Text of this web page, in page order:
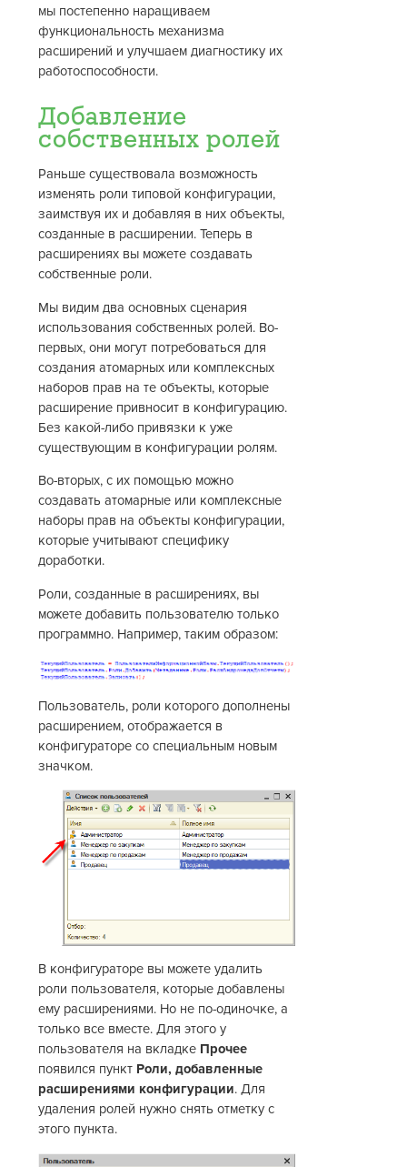
мы постепенно наращиваем
функциональность механизма
расширений и улучшаем диагностику их
работоспособности.
Добавление
собственных ролей
Раньше существовала возможность
изменять роли типовой конфигурации,
заимствуя их и добавляя в них объекты,
созданные в расширении. Теперь в
расширениях вы можете создавать
собственные роли.
Мы видим два основных сценария
использования собственных ролей. Во-
первых, они могут потребоваться для
создания атомарных или комплексных
наборов прав на те объекты, которые
расширение привносит в конфигурацию.
Без какой-либо привязки к уже
существующим в конфигурации ролям.
Во-вторых, с их помощью можно
создавать атомарные или комплексные
наборы прав на объекты конфигурации,
которые учитывают специфику
доработки.
Роли, созданные в расширениях, вы
можете добавить пользователю только
программно. Например, таким образом:
Пользователь, роли которого дополнены
расширением, отображается в
конфигураторе со специальным новым
значком.
В конфигураторе вы можете удалить
роли пользователя, которые добавлены
ему расширениями. Но не по-одиночке, а
только все вместе. Для этого у
пользователя на вкладке Прочее
появился пункт Роли, добавленные
расширениями конфигурации. Для
удаления ролей нужно снять отметку с
этого пункта.